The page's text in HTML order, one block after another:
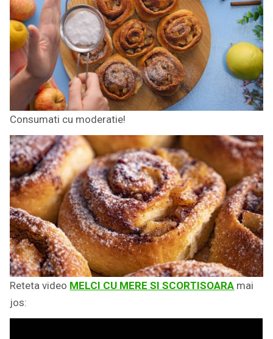
Consumati cu moderatie!
Reteta video MELCI CU MERE SI SCORTISOARA mai
jos: